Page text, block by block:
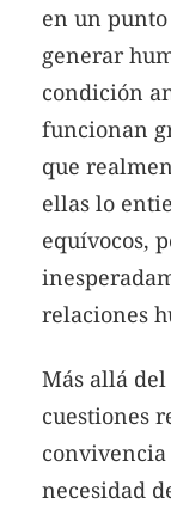
en un
generar
condición
funcionan
que
ellas lo
equívocos,
relaciones
Más allá
cuestiones
necesidad